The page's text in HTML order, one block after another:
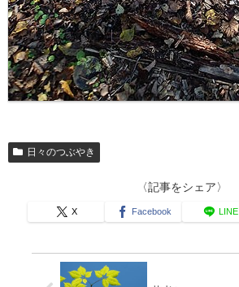
日々のつぶやき
〈記事をシェア〉
X Facebook LINE